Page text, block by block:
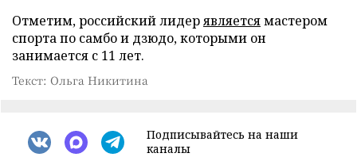
Отметим, российский лидерявляетсямастером
спорта по самбо и дзюдо, которыми он
занимается с 11 лет.
Текст: Ольга Никитина
Подписывайтесь на наши
каналы